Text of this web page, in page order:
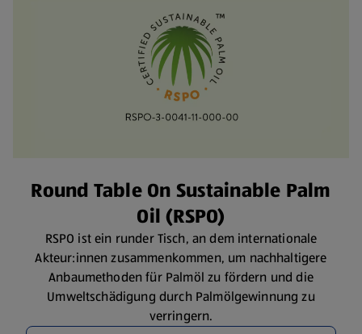
Round Table On Sustainable Palm
Oil (RSPO)
RSPO ist ein runder Tisch, an dem internationale
Akteur:innen zusammenkommen, um nachhaltigere
Anbaumethoden für Palmöl zu fördern und die
Umweltschädigung durch Palmölgewinnung zu
verringern.